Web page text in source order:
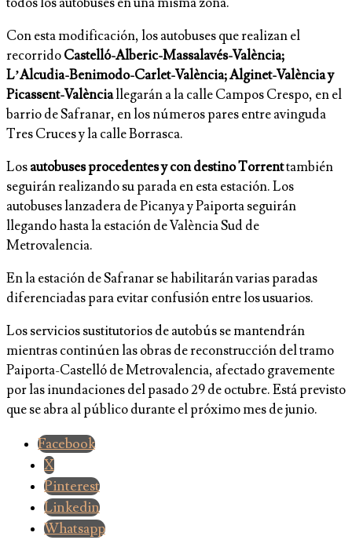
todos los autobuses en una misma zona.
Con esta modificación, los autobuses que realizan el
recorridoCastelló-Alberic-Massalavés-València;
L’Alcudia-Benimodo-Carlet-València; Alginet-València y
Picassent-Valènciallegarán a la calle Campos Crespo, en el
barrio de Safranar, en los números pares entre avinguda
Tres Cruces y la calle Borrasca.
Losautobuses procedentes y con destino Torrenttambién
seguirán realizando su parada en esta estación. Los
autobuses lanzadera de Picanya y Paiporta seguirán
llegando hasta la estación de València Sud de
Metrovalencia.
En la estación de Safranar se habilitarán varias paradas
diferenciadas para evitar confusión entre los usuarios.
Los servicios sustitutorios de autobús se mantendrán
mientras continúen las obras de reconstrucción del tramo
Paiporta-Castelló de Metrovalencia, afectado gravemente
por las inundaciones del pasado 29 de octubre. Está previsto
que se abra al público durante el próximo mes de junio.
Facebook
X
Pinterest
Linkedin
Whatsapp